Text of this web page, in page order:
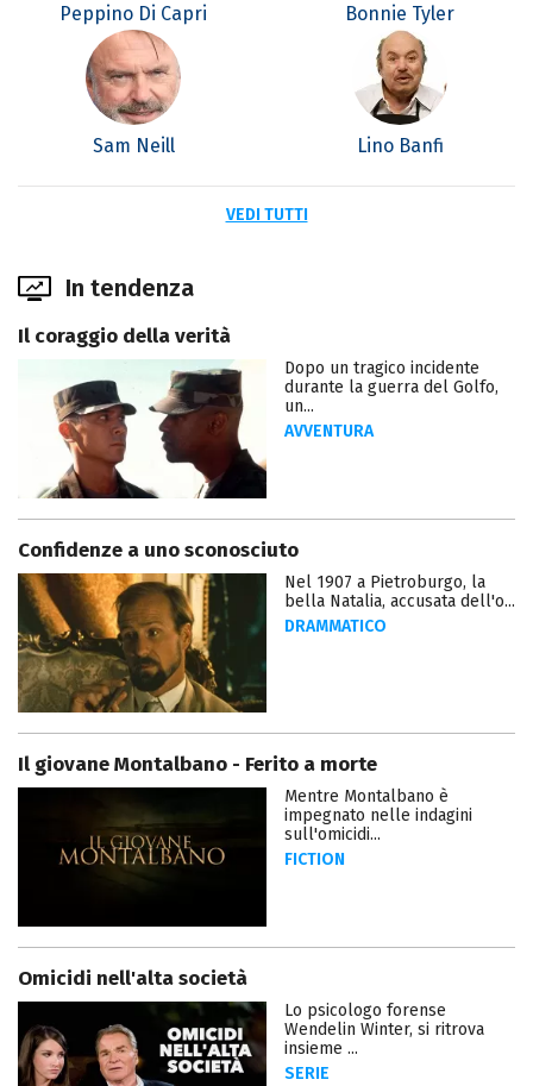
Peppino Di Capri Bonnie Tyler
Sam Neill Lino Banfi
VEDI TUTTI
In tendenza
Il coraggio della verità
Dopo un tragico incidente
durante la guerra del Golfo,
un...
AVVENTURA
Confidenze a uno sconosciuto
Nel 1907 a Pietroburgo, la
bella Natalia, accusata dell'o...
DRAMMATICO
Il giovane Montalbano - Ferito a morte
Mentre Montalbano è
impegnato nelle indagini
sull'omicidi...
FICTION
Omicidi nell'alta società
Lo psicologo forense
Wendelin Winter, si ritrova
insieme ...
SERIE